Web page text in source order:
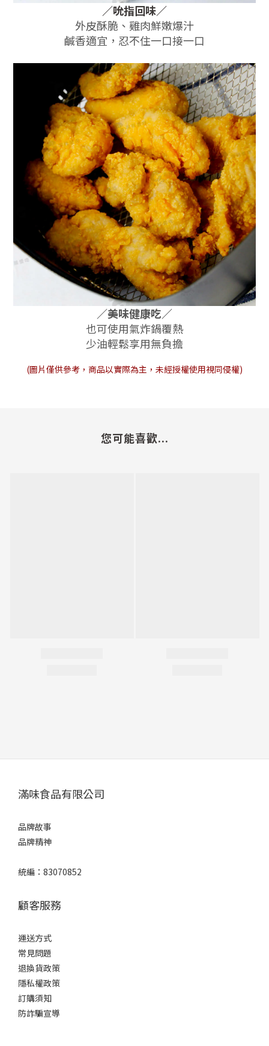
／吮指回味／
外皮酥脆、雞肉鮮嫩爆汁
鹹香適宜，忍不住一口接一口
／美味健康吃／
也可使用氣炸鍋覆熱
少油輕鬆享用無負擔
(圖片僅供參考，商品以實際為主，未經授權使用視同侵權)
您可能喜歡...
滿味食品有限公司
品牌故事
品牌精神
統編：83070852
顧客服務
運送方式
常見問題
退換貨政策
隱私權政策
訂購須知
防詐騙宣導